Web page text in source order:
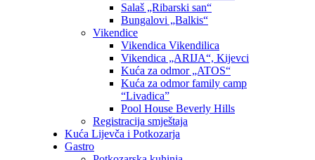
Salaš „Ribarski san“
Bungalovi „Balkis“
Vikendice
Vikendica Vikendilica
Vikendica „ARIJA“, Kijevci
Kuća za odmor „ATOS“
Kuća za odmor family camp
“Livadica”
Pool House Beverly Hills
Registracija smještaja
Kuća Lijevča i Potkozarja
Gastro